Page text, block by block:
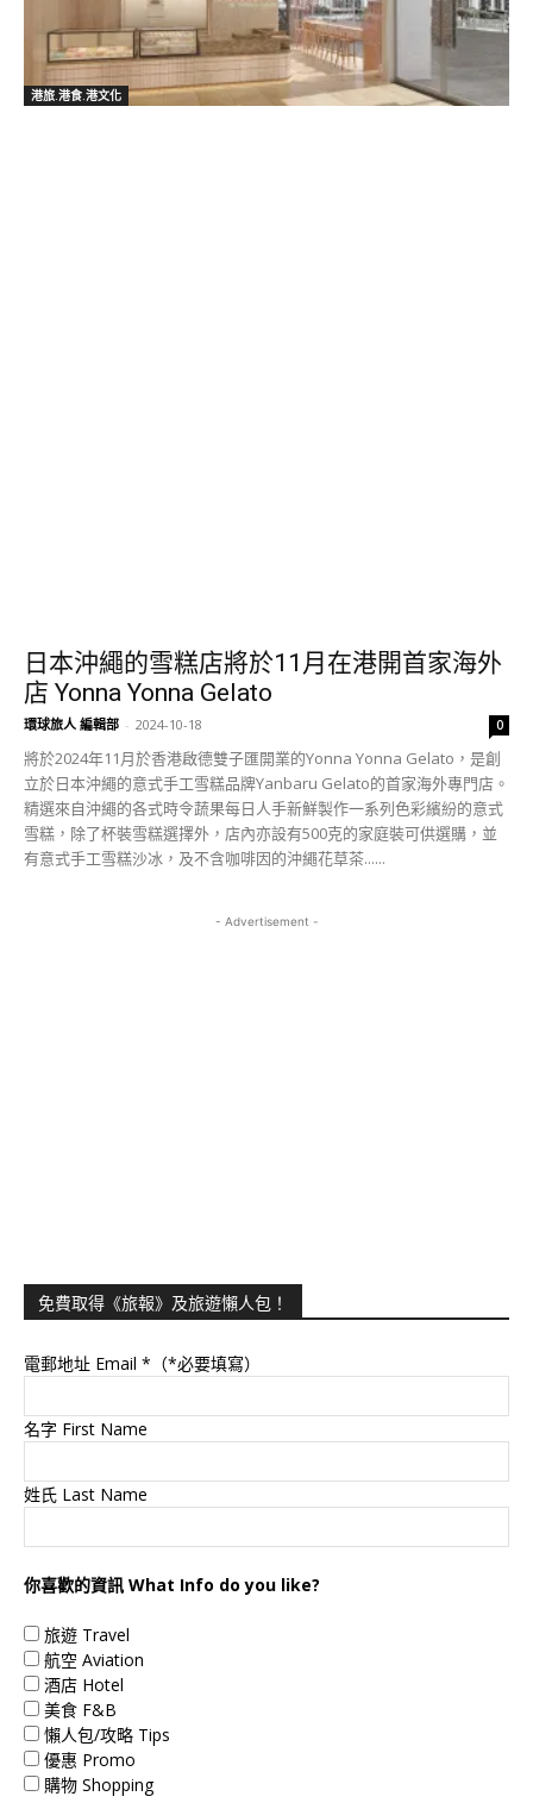
港旅.港食.港文化
日本沖繩的雪糕店將於11月在港開首家海外
店 Yonna Yonna Gelato
環球旅人 編輯部 - 2024-10-18 0
將於2024年11月於香港啟德雙子匯開業的Yonna Yonna Gelato，是創
立於日本沖繩的意式手工雪糕品牌Yanbaru Gelato的首家海外專門店。
精選來自沖繩的各式時令蔬果每日人手新鮮製作一系列色彩繽紛的意式
雪糕，除了杯裝雪糕選擇外，店內亦設有500克的家庭裝可供選購，並
有意式手工雪糕沙冰，及不含咖啡因的沖繩花草茶......
- Advertisement -
免費取得《旅報》及旅遊懶人包！
電郵地址 Email *（*必要填寫）
名字 First Name
姓氏 Last Name
你喜歡的資訊 What Info do you like?
旅遊 Travel
航空 Aviation
酒店 Hotel
美食 F&B
懶人包/攻略 Tips
優惠 Promo
購物 Shopping